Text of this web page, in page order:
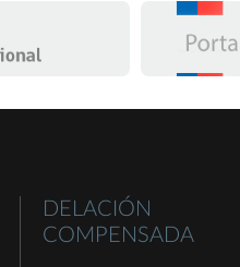
DELACIÓN
COMPENSADA